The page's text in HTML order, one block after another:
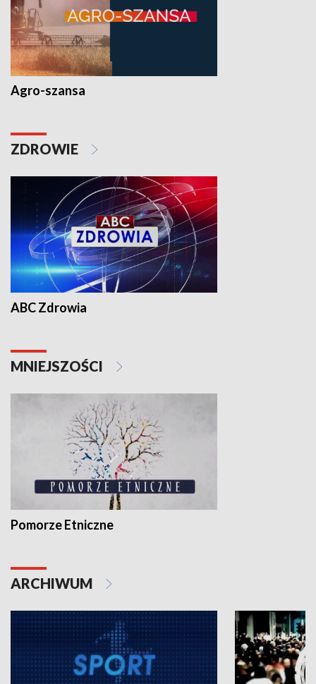
Agro-szansa
ZDROWIE
ABC Zdrowia
MNIEJSZOŚCI
Pomorze Etniczne
ARCHIWUM